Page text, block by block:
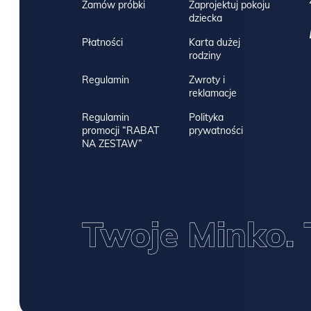
Zamów próbki
Płatności
Regulamin
Regulamin
promocji “RABAT
NA ZESTAW”
Zaprojektuj pokoju
dziecka
Karta dużej
rodziny
Zwroty i
reklamacje
Polityka
prywatności